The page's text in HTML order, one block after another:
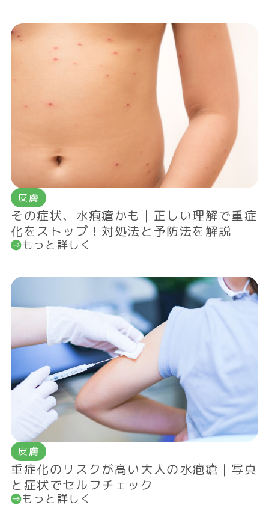
皮膚
その症状、水疱瘡かも｜正しい理解で重症
化をストップ！対処法と予防法を解説
もっと詳しく
皮膚
重症化のリスクが高い大人の水疱瘡｜写真
と症状でセルフチェック
もっと詳しく